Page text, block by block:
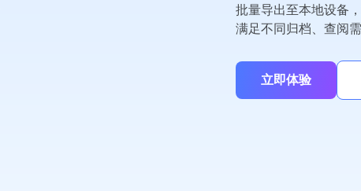
批量导出至本地设备
满足不同归档、查阅需
立即体验